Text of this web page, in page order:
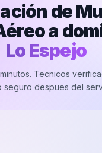
de
a
Lo Espejo
Tecnicos
seguro despues del